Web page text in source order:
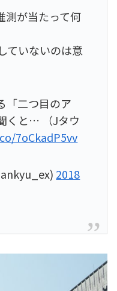
測が当たって何
ていないのは意
「二つ目のア
くと… （Jタウ
7oCkadP5vv
2018